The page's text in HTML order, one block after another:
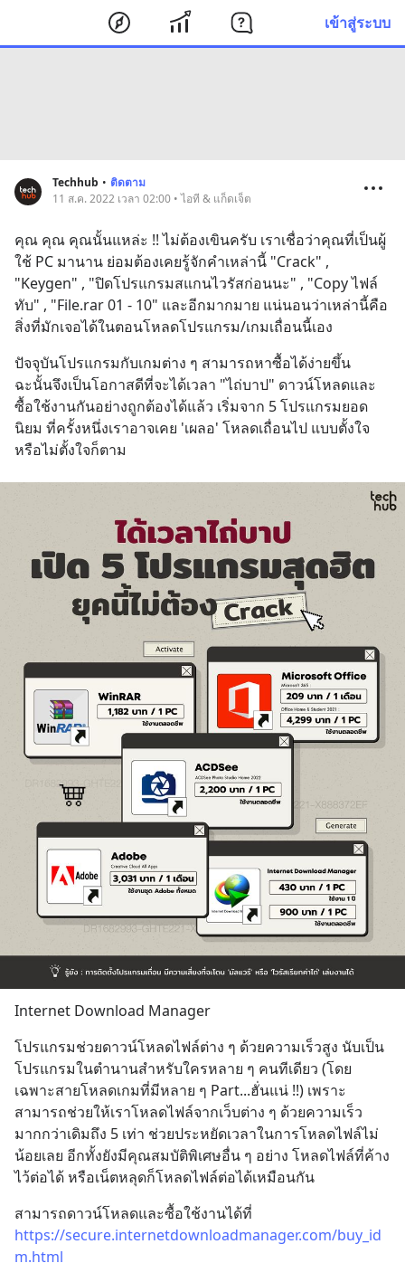
เข้าสู่ระบบ
Techhub • ติดตาม
11 ส.ค. 2022 เวลา 02:00 • ไอที & แก็ดเจ็ต
คุณ คุณ คุณนั้นแหล่ะ !! ไม่ต้องเขินครับ เราเชื่อว่าคุณที่เป็นผู้
ใช้ PC มานาน ย่อมต้องเคยรู้จักคำเหล่านี้ "Crack" ,
"Keygen" , "ปิดโปรแกรมสแกนไวรัสก่อนนะ" , "Copy ไฟล์
ทับ" , "File.rar 01 - 10" และอีกมากมาย แน่นอนว่าเหล่านี้คือ
สิ่งที่มักเจอได้ในตอนโหลดโปรแกรม/เกมเถื่อนนี้เอง
ปัจจุบันโปรแกรมกับเกมต่าง ๆ สามารถหาซื้อได้ง่ายขึ้น
ฉะนั้นจึงเป็นโอกาสดีที่จะได้เวลา "ไถ่บาป" ดาวน์โหลดและ
ซื้อใช้งานกันอย่างถูกต้องได้แล้ว เริ่มจาก 5 โปรแกรมยอด
นิยม ที่ครั้งหนึ่งเราอาจเคย 'เผลอ' โหลดเถื่อนไป แบบตั้งใจ
หรือไม่ตั้งใจก็ตาม
Internet Download Manager
โปรแกรมช่วยดาวน์โหลดไฟล์ต่าง ๆ ด้วยความเร็วสูง นับเป็น
โปรแกรมในตำนานสำหรับใครหลาย ๆ คนทีเดียว (โดย
เฉพาะสายโหลดเกมที่มีหลาย ๆ Part...ฮั่นแน่ !!) เพราะ
สามารถช่วยให้เราโหลดไฟล์จากเว็บต่าง ๆ ด้วยความเร็ว
มากกว่าเดิมถึง 5 เท่า ช่วยประหยัดเวลาในการโหลดไฟล์ไม่
น้อยเลย อีกทั้งยังมีคุณสมบัติพิเศษอื่น ๆ อย่าง โหลดไฟล์ที่ค้าง
ไว้ต่อได้ หรือเน็ตหลุดก็โหลดไฟล์ต่อได้เหมือนกัน
สามารถดาวน์โหลดและซื้อใช้งานได้ที่
https://secure.internetdownloadmanager.com/buy_id
m.html